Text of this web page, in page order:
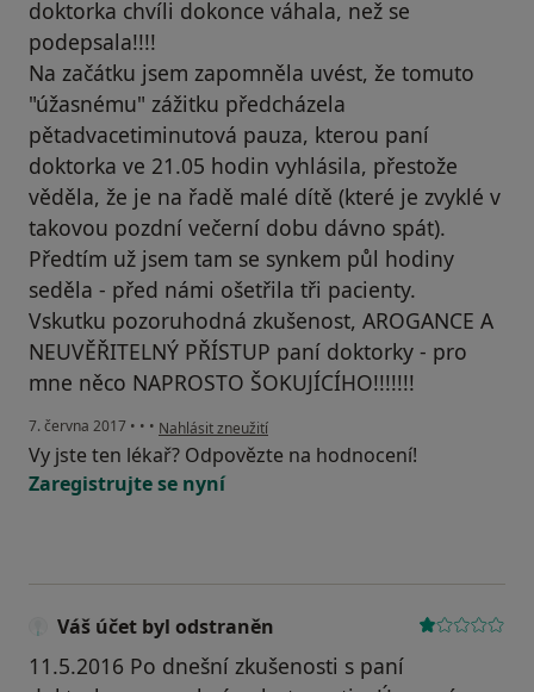
doktorka chvíli dokonce váhala, než se
podepsala!!!!
Na začátku jsem zapomněla uvést, že tomuto
"úžasnému" zážitku předcházela
pětadvacetiminutová pauza, kterou paní
doktorka ve 21.05 hodin vyhlásila, přestože
věděla, že je na řadě malé dítě (které je zvyklé v
takovou pozdní večerní dobu dávno spát).
Předtím už jsem tam se synkem půl hodiny
seděla - před námi ošetřila tři pacienty.
Vskutku pozoruhodná zkušenost, AROGANCE A
NEUVĚŘITELNÝ PŘÍSTUP paní doktorky - pro
mne něco NAPROSTO ŠOKUJÍCÍHO!!!!!!!
7. června 2017 • • • podle názoru uživatele Váš účet byl odstraněn
Nahlásit zneužití
Vy jste ten lékař? Odpovězte na hodnocení!
Zaregistrujte se nyní
Váš účet byl odstraněn
11.5.2016 Po dnešní zkušenosti s paní